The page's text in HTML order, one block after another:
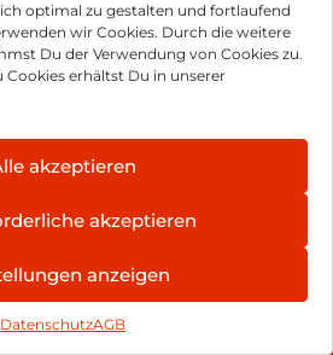
optimal zu gestalten und fortlaufend
wir Cookies. Durch die weitere
Du der Verwendung von Cookies zu.
erhältst Du in unserer
akzeptieren
akzeptieren
anzeigen
DatenschutzAGB
AG – All Rights Reserved.